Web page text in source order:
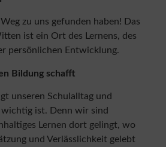
zu uns gefunden haben! Das
ist ein Ort des Lernens, des
persönlichen Entwicklung.
Bildung schafft
unseren Schulalltag und
ist. Denn wir sind
Lernen dort gelingt, wo
und Verlässlichkeit gelebt